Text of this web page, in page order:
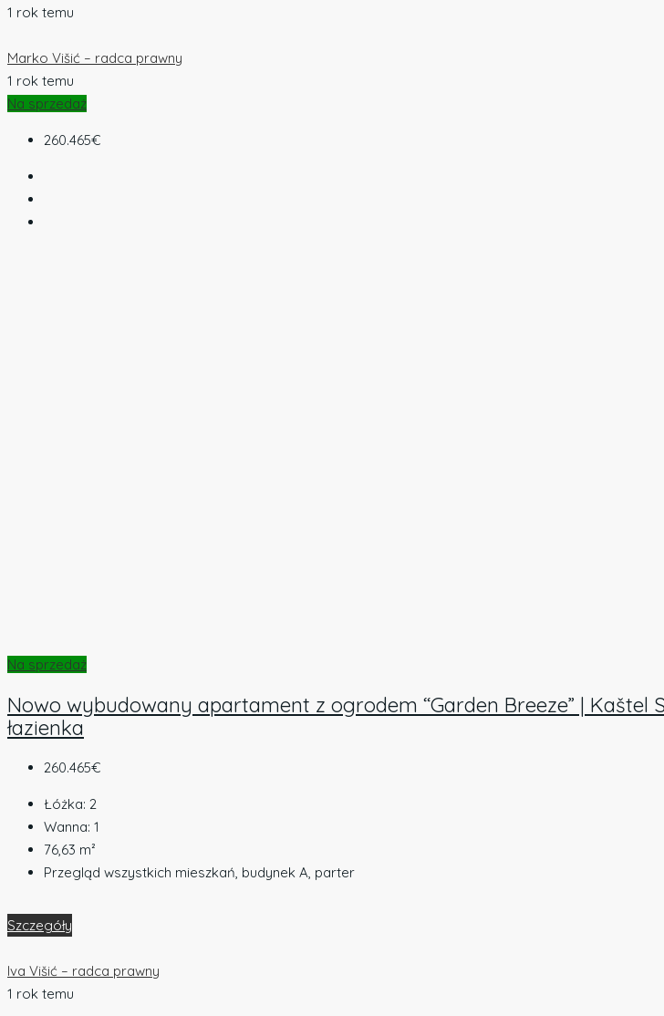
1 rok temu
Marko Višić – radca prawny
1 rok temu
Na sprzedaż
260.465€
Na sprzedaż
Nowo wybudowany apartament z ogrodem “Garden Breeze” | Kaštel
łazienka
260.465€
Łóżka: 2
Wanna: 1
76,63 m²
Przegląd wszystkich mieszkań, budynek A, parter
Szczegóły
Iva Višić – radca prawny
1 rok temu